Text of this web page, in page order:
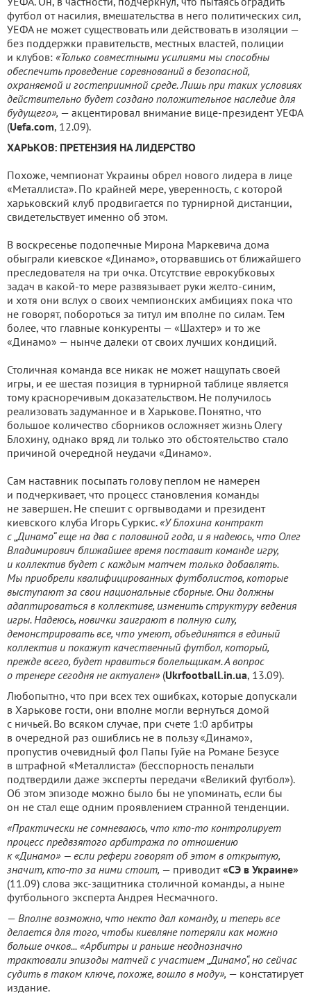
футбол от насилия, вмешательства в него политических сил,
УЕФА не может существовать или действовать в изоляции —
без поддержки правительств, местных властей, полиции
и клубов: «Только совместными усилиями мы способны
обеспечить проведение соревнований в безопасной,
охраняемой и гостеприимной среде. Лишь при таких условиях
действительно будет создано положительное наследие для
будущего», — акцентировал внимание вице-президент УЕФА
(Uefa.com, 12.09).
ХАРЬКОВ: ПРЕТЕНЗИЯ НА ЛИДЕРСТВО
Похоже, чемпионат Украины обрел нового лидера в лице
«Металлиста». По крайней мере, уверенность, с которой
харьковский клуб продвигается по турнирной дистанции,
свидетельствует именно об этом.
В воскресенье подопечные Мирона Маркевича дома
обыграли киевское «Динамо», оторвавшись от ближайшего
преследователя на три очка. Отсутствие еврокубковых
задач в какой-то мере развязывает руки желто-синим,
и хотя они вслух о своих чемпионских амбициях пока что
не говорят, побороться за титул им вполне по силам. Тем
более, что главные конкуренты — «Шахтер» и то же
«Динамо» — нынче далеки от своих лучших кондиций.
Столичная команда все никак не может нащупать своей
игры, и ее шестая позиция в турнирной таблице является
тому красноречивым доказательством. Не получилось
реализовать задуманное и в Харькове. Понятно, что
большое количество сборников осложняет жизнь Олегу
Блохину, однако вряд ли только это обстоятельство стало
причиной очередной неудачи «Динамо».
Сам наставник посыпать голову пеплом не намерен
и подчеркивает, что процесс становления команды
не завершен. Не спешит с оргвыводами и президент
киевского клуба Игорь Суркис.«У Блохина контракт
с „Динамо“ еще на два с половиной года, и я надеюсь, что Олег
Владимирович ближайшее время поставит команде игру,
и коллектив будет с каждым матчем только добавлять.
Мы приобрели квалифицированных футболистов, которые
выступают за свои национальные сборные. Они должны
адаптироваться в коллективе, изменить структуру ведения
игры. Надеюсь, новички заиграют в полную силу,
демонстрировать все, что умеют, объединятся в единый
коллектив и покажут качественный футбол, который,
прежде всего, будет нравиться болельщикам. А вопрос
о тренере сегодня не актуален» (Ukrfootball.in.ua, 13.09).
Любопытно, что при всех тех ошибках, которые допускали
в Харькове гости, они вполне могли вернуться домой
с ничьей. Во всяком случае, при счете 1:0 арбитры
в очередной раз ошиблись не в пользу «Динамо»,
пропустив очевидный фол Папы Гуйе на Романе Безусе
в штрафной «Металлиста» (бесспорность пенальти
подтвердили даже эксперты передачи «Великий футбол»).
Об этом эпизоде можно было бы не упоминать, если бы
он не стал еще одним проявлением странной тенденции.
«Практически не сомневаюсь, что кто-то контролирует
процесс предвзятого арбитража по отношению
к «Динамо» — если рефери говорят об этом в открытую,
значит, кто-то за ними стоит, — приводит«СЭ в Украине»
(11.09) слова экс-защитника столичной команды, а ныне
футбольного эксперта Андрея Несмачного.
— Вполне возможно, что некто дал команду, и теперь все
делается для того, чтобы киевляне потеряли как можно
больше очков... «Арбитры и раньше неоднозначно
трактовали эпизоды матчей с участием „Динамо“, но сейчас
судить в таком ключе, похоже, вошло в моду», — констатирует
издание.